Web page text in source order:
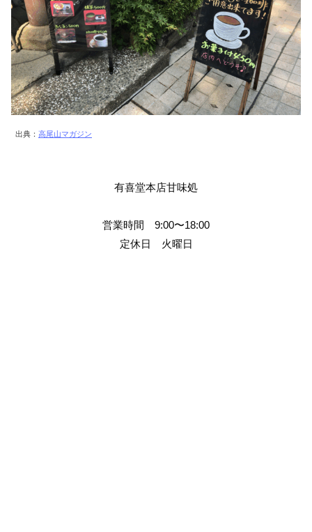
出典： 高尾山マガジン
有喜堂本店甘味処
営業時間 9:00〜18:00
定休日 火曜日